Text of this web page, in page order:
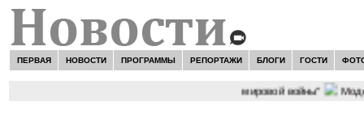
ПЕРВАЯ НОВОСТИ ПРОГРАММЫ РЕПОРТАЖИ БЛОГИ ГОСТИ
никогда близко стоит к угрозе третьей мировой войны"